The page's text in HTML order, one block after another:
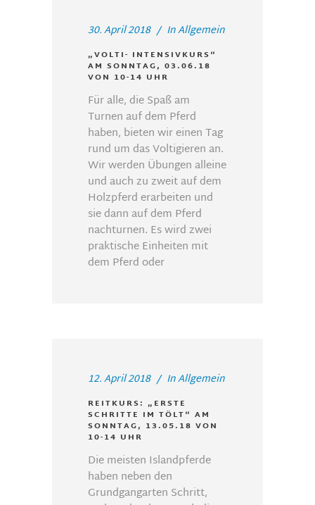
30. April 2018 InAllgemein
„VOLTI- INTENSIVKURS“
AM SONNTAG, 03.06.18
VON 10-14 UHR
Für alle, die Spaß am
Turnen auf dem Pferd
haben, bieten wir einen Tag
rund um das Voltigieren an.
Wir werden Übungen alleine
und auch zu zweit auf dem
Holzpferd erarbeiten und
sie dann auf dem Pferd
nachturnen. Es wird zwei
praktische Einheiten mit
dem Pferd oder
12. April 2018 InAllgemein
REITKURS: „ERSTE
SCHRITTE IM TÖLT“ AM
SONNTAG, 13.05.18 VON
10-14 UHR
Die meisten Islandpferde
haben neben den
Grundgangarten Schritt,